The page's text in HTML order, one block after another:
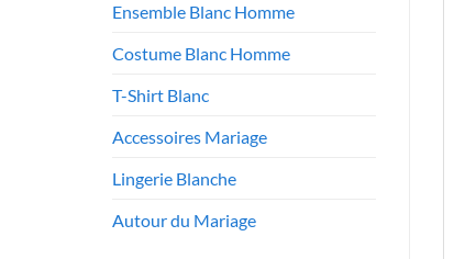
Ensemble Blanc Homme
Costume Blanc Homme
T-Shirt Blanc
Accessoires Mariage
Lingerie Blanche
Autour du Mariage